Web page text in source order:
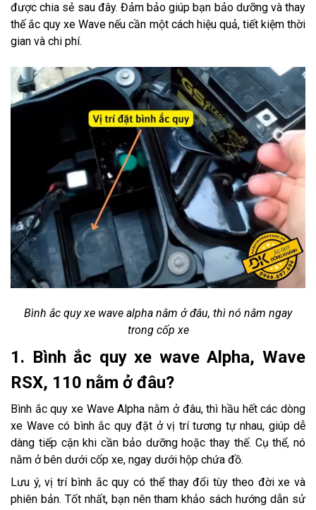
được chia sẻ sau đây. Đảm bảo giúp bạn bảo dưỡng và thay
thế ắc quy xe Wave nếu cần một cách hiệu quả, tiết kiệm thời
gian và chi phí.
Bình ắc quy xe wave alpha nằm ở đâu, thì nó nằm ngay
trong cốp xe
1. Bình ắc quy xe wave Alpha, Wave
RSX, 110 nằm ở đâu?
Bình ắc quy xe Wave Alpha nằm ở đâu, thì hầu hết các dòng
xe Wave có bình ắc quy đặt ở vị trí tương tự nhau, giúp dễ
dàng tiếp cận khi cần bảo dưỡng hoặc thay thế. Cụ thể, nó
nằm ở bên dưới cốp xe, ngay dưới hộp chứa đồ.
Lưu ý, vị trí bình ắc quy có thể thay đổi tùy theo đời xe và
phiên bản. Tốt nhất, bạn nên tham khảo sách hướng dẫn sử